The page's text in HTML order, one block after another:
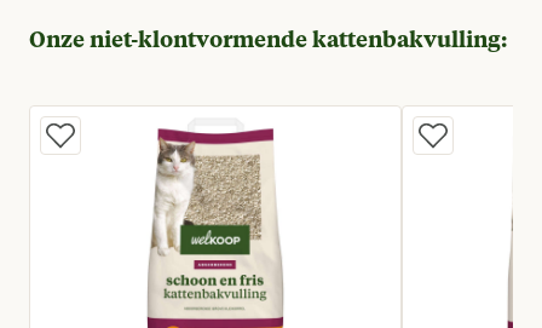
Onze niet-klontvormende kattenbakvulling: